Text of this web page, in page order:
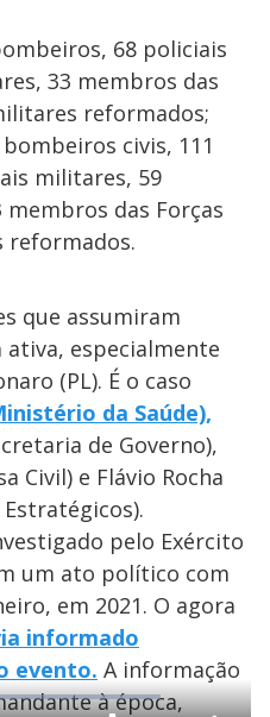
68 policiais
33 membros das
reformados;
bombeiros civis, 111
militares, 59
das Forças
reformados.
que assumiram
especialmente
(PL). É o caso
da Saúde),
de Governo),
Civil) e Flávio Rocha
pelo Exército
um ato político com
em 2021. O agora
informado
evento. A informação
à época,